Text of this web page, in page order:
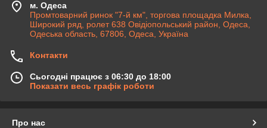
м. Одеса
Промтоварний ринок "7-й км", торгова площадка Милка,
Широкий ряд, ролет 638 Овідіопольський район, Одеса,
Одеська область, 67806, Одеса, Україна
Контакти
Сьогодні працює з 06:30 до 18:00
Показати весь графік роботи
Про нас